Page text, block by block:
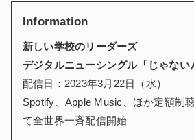
Information
新しい学校のリーダーズ
デジタルニューシングル「じゃない
配信日：2023年3月22日（水）
Spotify、Apple Music、ほか定額制
て全世界一斉配信開始